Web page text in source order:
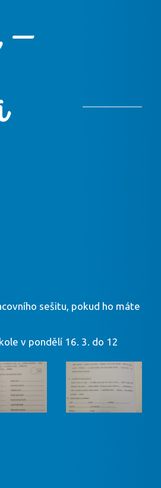
sešitu, pokud ho máte
v pondělí 16. 3. do 12